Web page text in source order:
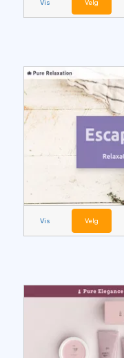
Vis Velg
Vis Velg